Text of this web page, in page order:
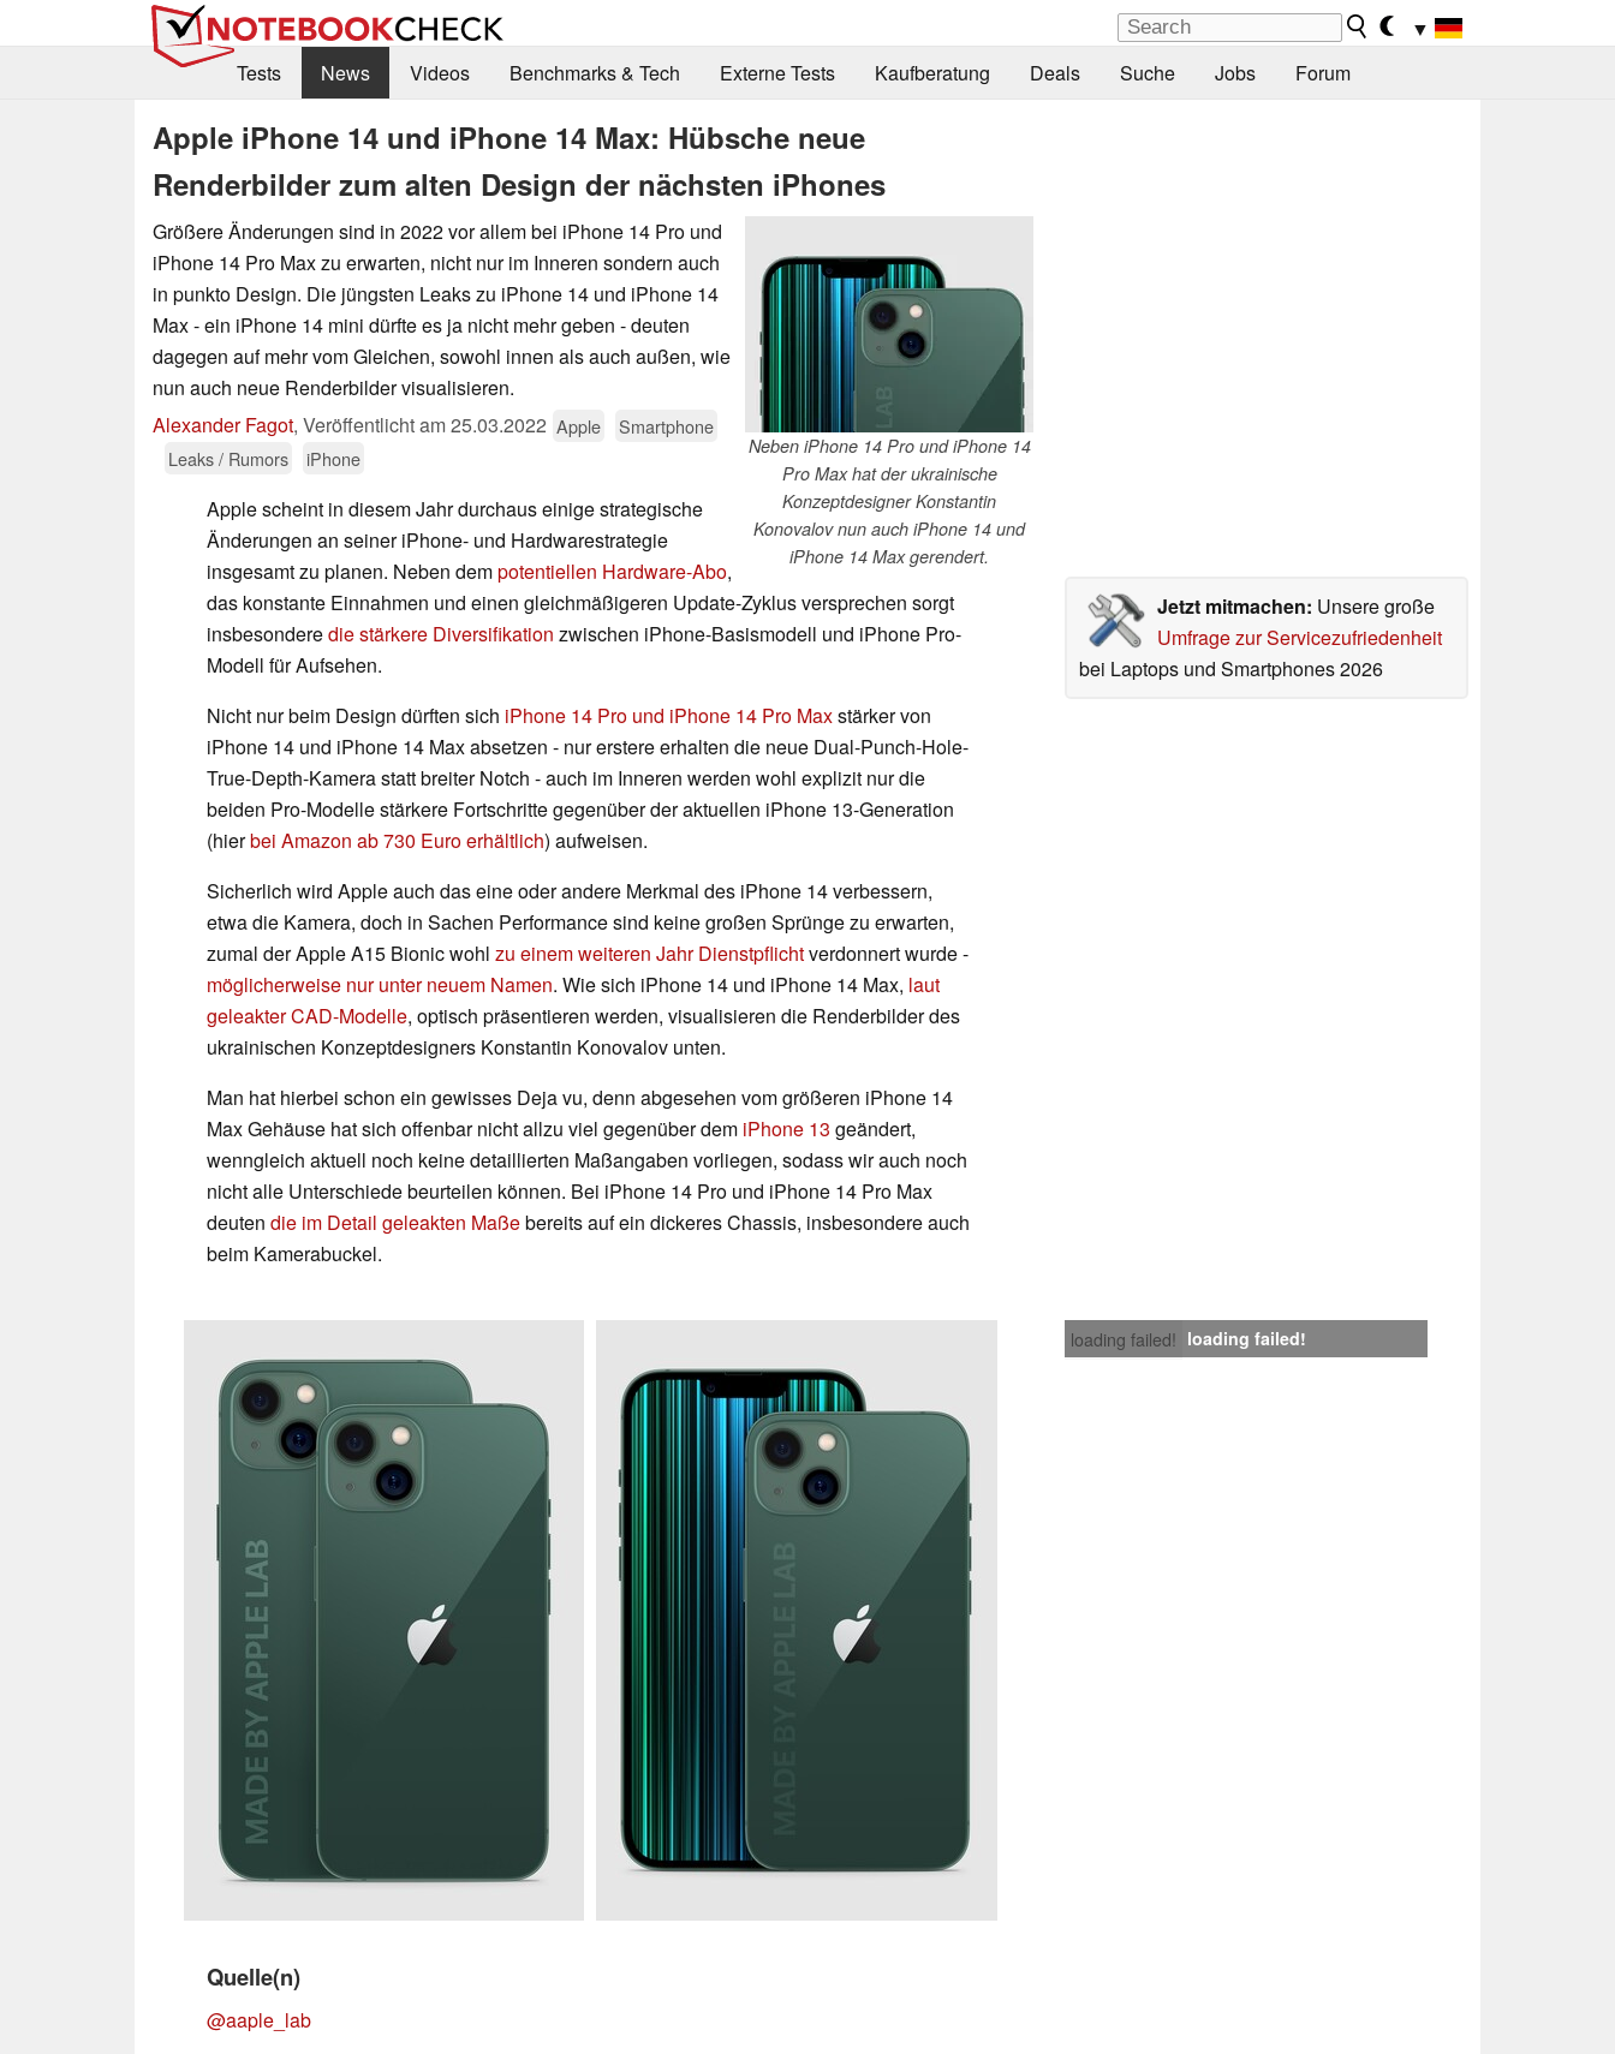
▼
Tests
News Videos Benchmarks & Tech Externe Tests Kaufberatung Deals Suche Jobs Forum
Apple iPhone 14 und iPhone 14 Max: Hübsche neue
Renderbilder zum alten Design der nächsten iPhones
Neben iPhone 14 Pro und iPhone 14
Pro Max hat der ukrainische
Konzeptdesigner Konstantin
Konovalov nun auch iPhone 14 und
iPhone 14 Max gerendert.
Größere Änderungen sind in 2022 vor allem bei iPhone 14 Pro und
iPhone 14 Pro Max zu erwarten, nicht nur im Inneren sondern auch
in punkto Design. Die jüngsten Leaks zu iPhone 14 und iPhone 14
Max - ein iPhone 14 mini dürfte es ja nicht mehr geben - deuten
dagegen auf mehr vom Gleichen, sowohl innen als auch außen, wie
nun auch neue Renderbilder visualisieren.
Alexander Fagot, Veröffentlicht am25.03.2022 Apple
Smartphone
Leaks / Rumors
iPhone
Jetzt mitmachen: Unsere große
Umfrage zur Servicezufriedenheit
bei Laptops und Smartphones 2026
Apple scheint in diesem Jahr durchaus einige strategische
Änderungen an seiner iPhone- und Hardwarestrategie
insgesamt zu planen. Neben dempotentiellen Hardware-Abo,
das konstante Einnahmen und einen gleichmäßigeren Update-Zyklus versprechen sorgt
insbesonderedie stärkere Diversifikation zwischen iPhone-Basismodell und iPhone Pro-
Modell für Aufsehen.
Nicht nur beim Design dürften sich iPhone 14 Pro und iPhone 14 Pro Maxstärker von
iPhone 14 und iPhone 14 Max absetzen - nur erstere erhalten die neue Dual-Punch-Hole-
True-Depth-Kamera statt breiter Notch - auch im Inneren werden wohl explizit nur die
beiden Pro-Modelle stärkere Fortschritte gegenüber der aktuellen iPhone 13-Generation
(hierbei Amazon ab 730 Euro erhältlich) aufweisen.
Sicherlich wird Apple auch das eine oder andere Merkmal des iPhone 14 verbessern,
etwa die Kamera, doch in Sachen Performance sind keine großen Sprünge zu erwarten,
zumal der Apple A15 Bionic wohl zu einem weiteren Jahr Dienstpflichtverdonnert wurde -
möglicherweise nur unter neuem Namen. Wie sich iPhone 14 und iPhone 14 Max, laut
geleakter CAD-Modelle, optisch präsentieren werden, visualisieren die Renderbilder des
ukrainischen Konzeptdesigners Konstantin Konovalov unten.
Man hat hierbei schon ein gewisses Deja vu, denn abgesehen vom größeren iPhone 14
Max Gehäuse hat sich offenbar nicht allzu viel gegenüber dem iPhone 13 geändert,
wenngleich aktuell noch keine detaillierten Maßangaben vorliegen, sodass wir auch noch
nicht alle Unterschiede beurteilen können. Bei iPhone 14 Pro und iPhone 14 Pro Max
deuten die im Detail geleakten Maßebereits auf ein dickeres Chassis, insbesondere auch
beim Kamerabuckel.
loading failed! loading failed!
Quelle(n)
@aaple_lab